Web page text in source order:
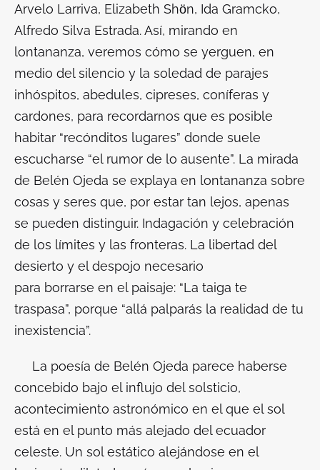
Arvelo Larriva, Elizabeth Shӧn, Ida Gramcko,
Alfredo Silva Estrada. Así, mirando en
lontananza, veremos cómo se yerguen, en
medio del silencio y la soledad de parajes
inhóspitos, abedules, cipreses, coníferas y
cardones, para recordarnos que es posible
habitar “recónditos lugares” donde suele
escucharse “el rumor de lo ausente”. La mirada
de Belén Ojeda se explaya en lontananza sobre
cosas y seres que, por estar tan lejos, apenas
se pueden distinguir. Indagación y celebración
de los límites y las fronteras. La libertad del
desierto y el despojo necesario
para borrarse en el paisaje: “La taiga te
traspasa”, porque “allá palparás la realidad de tu
inexistencia”.
La poesía de Belén Ojeda parece haberse
concebido bajo el influjo del solsticio,
acontecimiento astronómico en el que el sol
está en el punto más alejado del ecuador
celeste. Un sol estático alejándose en el